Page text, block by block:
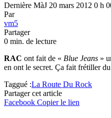
Dernière MàJ 20 mars 2012 0 h
Par
vm5
Partager
0 min. de lecture
RAC ont fait de « Blue Jeans »
en ont le secret. Ça fait frétiller
Taggué :La Route Du Rock
Partager cet article
Facebook Copier le lien